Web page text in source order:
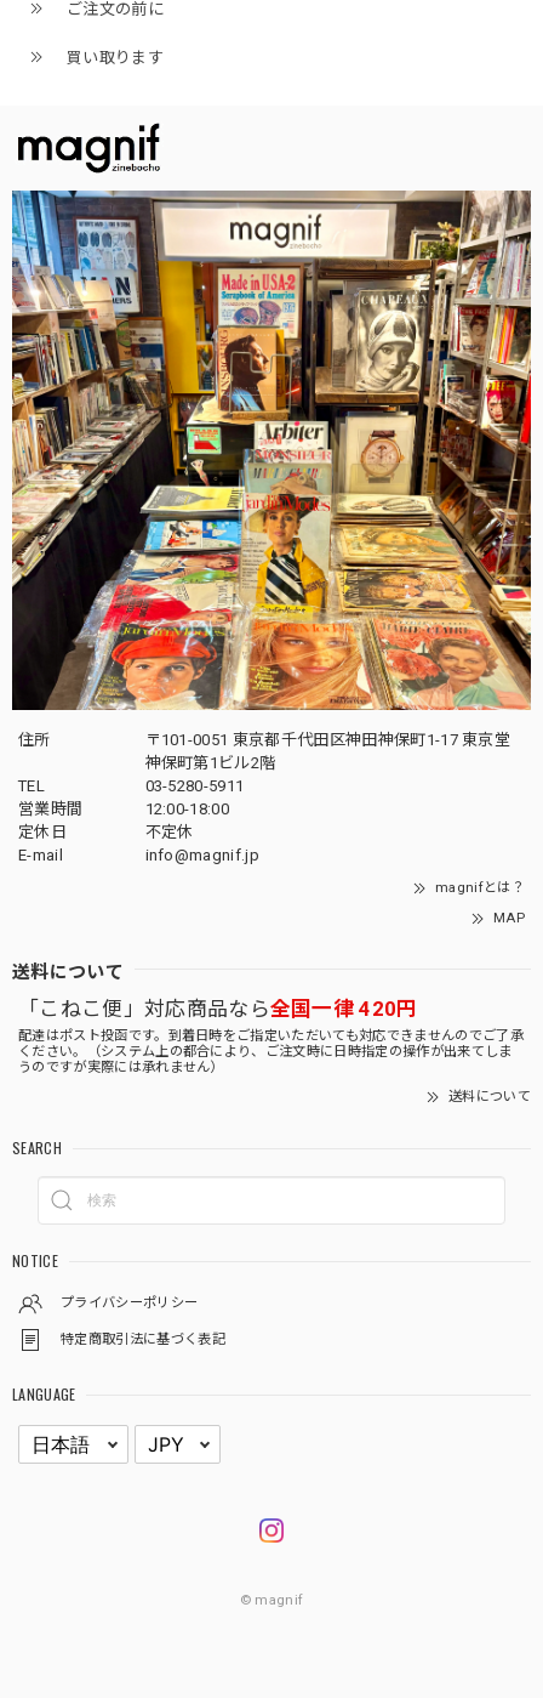
ご注文の前に
買い取ります
住所
〒101-0051 東京都千代田区神田神保町1-17 東京堂
神保町第1ビル2階
TEL
03-5280-5911
営業時間
12:00-18:00
定休日
不定休
E-mail
info@magnif.jp
magnifとは？
MAP
送料について
「こねこ便」対応商品なら全国一律 420円
配達はポスト投函です。到着日時をご指定いただいても対応できませんのでご了承
ください。（システム上の都合により、ご注文時に日時指定の操作が出来てしま
うのですが実際には承れません）
送料について
SEARCH
NOTICE
プライバシーポリシー
特定商取引法に基づく表記
LANGUAGE
© magnif